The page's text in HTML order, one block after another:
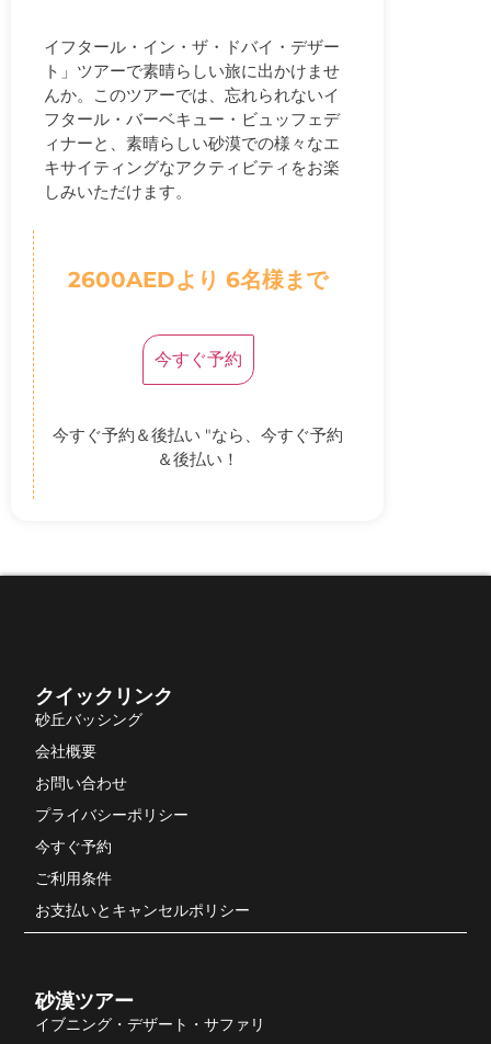
イフタール・イン・ザ・ドバイ・デザー
ト」ツアーで素晴らしい旅に出かけませ
んか。このツアーでは、忘れられないイ
フタール・バーベキュー・ビュッフェデ
ィナーと、素晴らしい砂漠での様々なエ
キサイティングなアクティビティをお楽
しみいただけます。
2600AEDより 6名様まで
今すぐ予約
今すぐ予約＆後払い "なら、今すぐ予約
＆後払い！
クイックリンク
砂丘バッシング
会社概要
お問い合わせ
プライバシーポリシー
今すぐ予約
ご利用条件
お支払いとキャンセルポリシー
砂漠ツアー
イブニング・デザート・サファリ